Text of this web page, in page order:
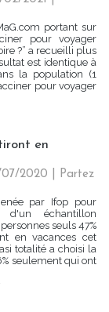
portant sur
pour voyager
?” a recueilli plus
est identique à
la population (1
pour voyager
en
2020
Partez
par Ifop pour
d'un échantillon
seuls 47%
en vacances cet
totalité a choisi la
seulement qui ont